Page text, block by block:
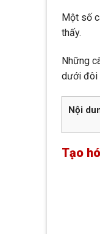
Một số
thấy.
Những
dưới đôi
Nội
Tạo